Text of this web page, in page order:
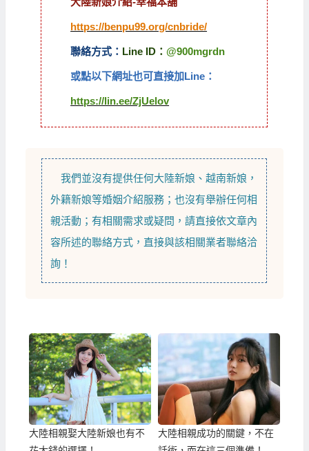
https://benpu99.org/cnbride/
聯絡方式： Line ID：@900mgrdn
或點以下網址也可直接加Line：
https://lin.ee/ZjUelov
我們並沒有提供任何大陸新娘 、越南新娘 ，
外籍新娘等婚姻介紹服務；也沒有舉辦任何相
親活動；有相關需求或疑問，請直接依文章內
容所述的聯絡方式，直接與該相關業者聯絡洽
詢！
大陸相親娶大陸新娘也有不
大陸相親成功的關鍵，不在